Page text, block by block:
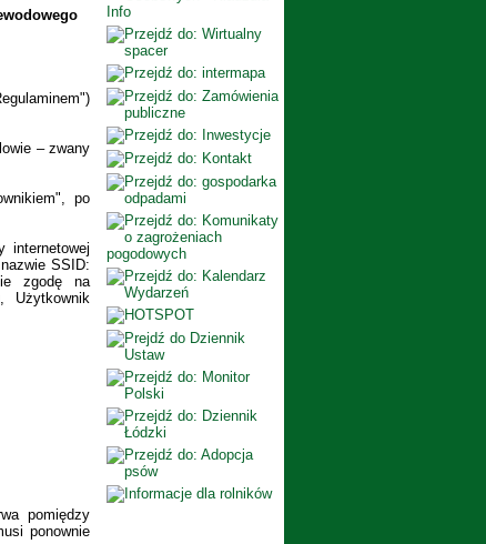
– zwany
po
internetowej
SSID:
zgodę na
Użytkownik
pomiędzy
ponownie